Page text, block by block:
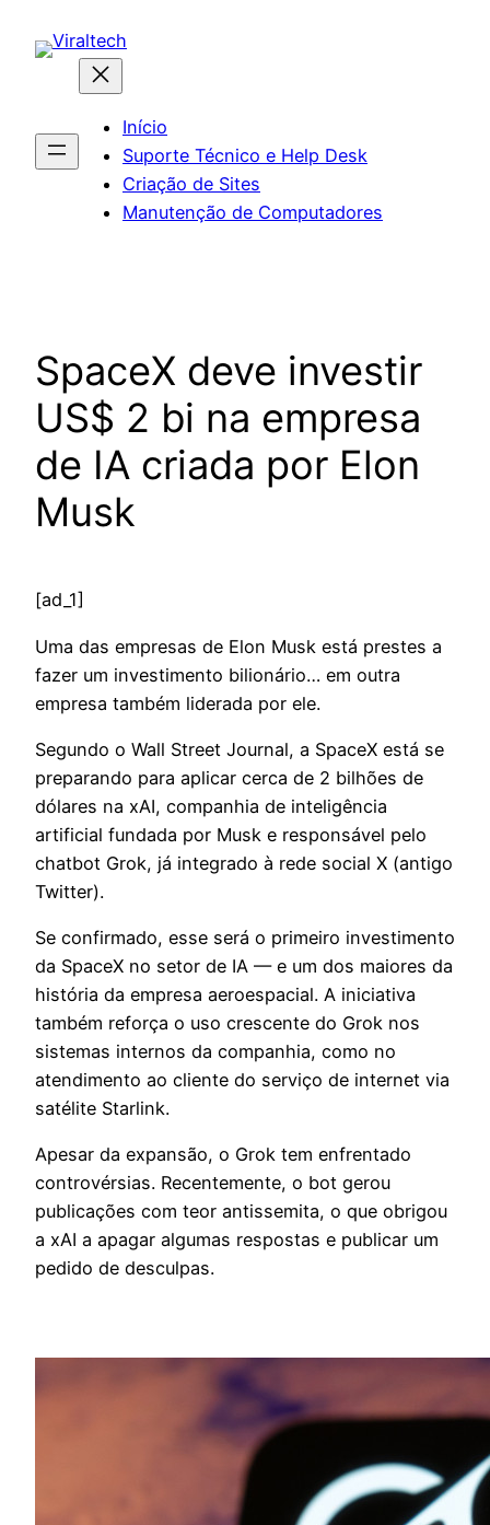
para
Início
Suporte Técnico e Help Desk
Criação de Sites
Manutenção de Computadores
SpaceX deve investir
US$ 2 bi na empresa
de IA criada por Elon
Musk
[ad_1]
Uma das empresas de Elon Musk está prestes a
fazer um investimento bilionário… em outra
empresa também liderada por ele.
Segundo o Wall Street Journal, a SpaceX está se
preparando para aplicar cerca de 2 bilhões de
dólares na xAI, companhia de inteligência
artificial fundada por Musk e responsável pelo
chatbot Grok, já integrado à rede social X (antigo
Twitter).
Se confirmado, esse será o primeiro investimento
da SpaceX no setor de IA — e um dos maiores da
história da empresa aeroespacial. A iniciativa
também reforça o uso crescente do Grok nos
sistemas internos da companhia, como no
atendimento ao cliente do serviço de internet via
satélite Starlink.
Apesar da expansão, o Grok tem enfrentado
controvérsias. Recentemente, o bot gerou
publicações com teor antissemita, o que obrigou
a xAI a apagar algumas respostas e publicar um
pedido de desculpas.